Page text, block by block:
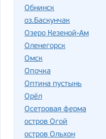
Обнинск
оз.Баскунчак
Озеро Кезеной-Ам
Оленегорск
Омск
Опочка
Оптина пустынь
Орёл
Осетровая ферма
остров Огой
остров Ольхон